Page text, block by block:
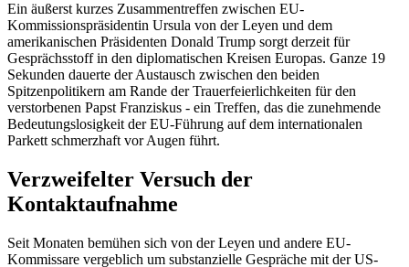
Ein äußerst kurzes Zusammentreffen zwischen EU-
Kommissionspräsidentin Ursula von der Leyen und dem
amerikanischen Präsidenten Donald Trump sorgt derzeit für
Gesprächsstoff in den diplomatischen Kreisen Europas. Ganze 19
Sekunden dauerte der Austausch zwischen den beiden
Spitzenpolitikern am Rande der Trauerfeierlichkeiten für den
verstorbenen Papst Franziskus - ein Treffen, das die zunehmende
Bedeutungslosigkeit der EU-Führung auf dem internationalen
Parkett schmerzhaft vor Augen führt.
Verzweifelter Versuch der
Kontaktaufnahme
Seit Monaten bemühen sich von der Leyen und andere EU-
Kommissare vergeblich um substanzielle Gespräche mit der US-